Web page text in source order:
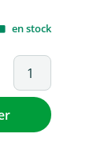
en stock